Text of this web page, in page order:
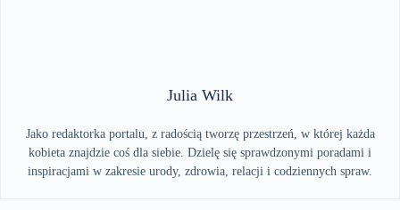
Julia Wilk
Jako redaktorka portalu, z radością tworzę przestrzeń, w której każda
kobieta znajdzie coś dla siebie. Dzielę się sprawdzonymi poradami i
inspiracjami w zakresie urody, zdrowia, relacji i codziennych spraw.